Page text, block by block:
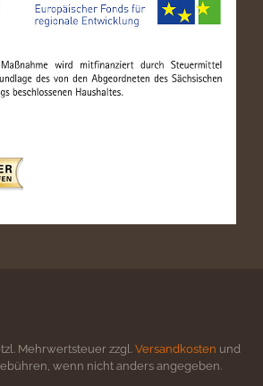
Mehrwertsteuer zzgl. Versandkosten und
wenn nicht anders angegeben.